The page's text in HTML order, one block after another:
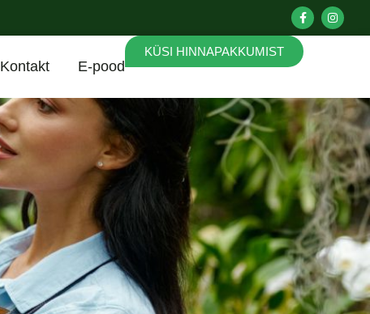
Kontakt E-pood
KÜSI HINNAPAKKUMIST